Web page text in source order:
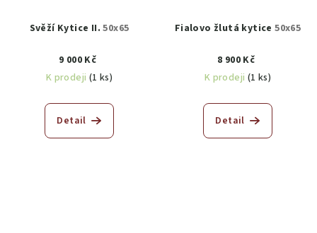
Svěží Kytice II.50x65
9 000 Kč
K prodeji (1 ks)
Detail
Fialovo žlutá kytice50x65
8 900 Kč
K prodeji (1 ks)
Detail